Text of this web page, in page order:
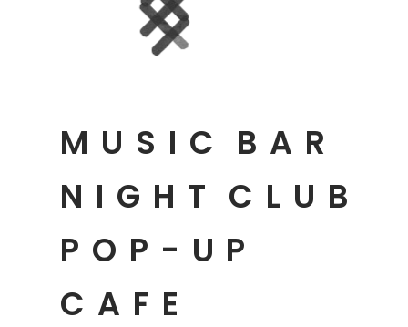
NIGHT CLUB
MUSIC BAR
POP-UP
CAFE